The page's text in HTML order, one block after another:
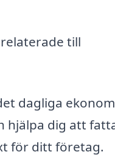
till
dagliga
hjälpa dig att
för ditt företag.